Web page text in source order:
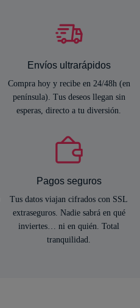
Envíos ultrarápidos
Compra hoy y recibe en 24/48h (en
península). Tus deseos llegan sin
esperas, directo a tu diversión.
Pagos seguros
Tus datos viajan cifrados con SSL
extraseguros. Nadie sabrá en qué
inviertes… ni en quién. Total
tranquilidad.